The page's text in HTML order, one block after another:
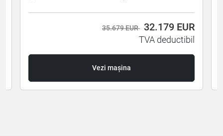
35.679 EUR 32.179 EUR
TVA deductibil
Vezi mașina